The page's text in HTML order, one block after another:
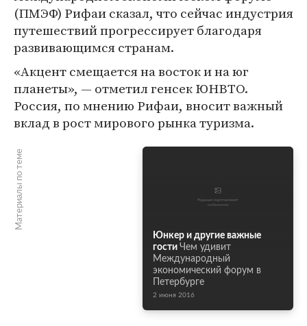
(ПМЭФ) Рифаи сказал, что сейчас индустрия
путешествий прогрессирует благодаря
развивающимся странам.
«Акцент смещается на восток и на юг
планеты», — отметил генсек ЮНВТО.
Россия, по мнению Рифаи, вносит важный
вклад в рост мирового рынка туризма.
Материалы по теме
Юнкер и другие важные
гости Чем удивит
Международный
экономический форум в
Петербурге
2 июня 2016